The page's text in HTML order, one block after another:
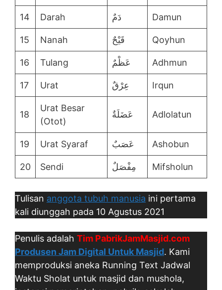
14 Darah دَمٌ Damun
15 Nanah قَيْحٌ Qoyhun
16 Tulang عَظْمٌ Adhmun
17 Urat عِرْقٌ Irqun
18
Urat Besar
(Otot)
عَضَلَةٌ Adlolatun
19 Urat Syaraf عَصَبٌ Ashobun
20 Sendi مِفْصَلٌ Mifsholun
Tulisan anggota tubuh manusia ini pertama
kali diunggah pada 10 Agustus 2021
Penulis adalah Tim PabrikJamMasjid.com
Produsen Jam Digital Untuk Masjid. Kami
memproduksi aneka Running Text Jadwal
Waktu Sholat untuk masjid dan mushola,